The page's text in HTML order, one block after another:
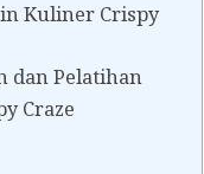
Kuliner Crispy
dan Pelatihan
Craze